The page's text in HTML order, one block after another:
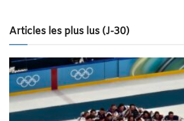
Articles les plus lus (J-30)